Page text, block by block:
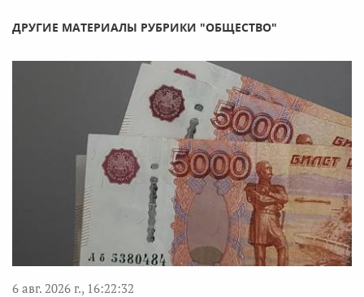
ДРУГИЕ МАТЕРИАЛЫ РУБРИКИ "ОБЩЕСТВО"
6 авг. 2026 г., 16:22:32